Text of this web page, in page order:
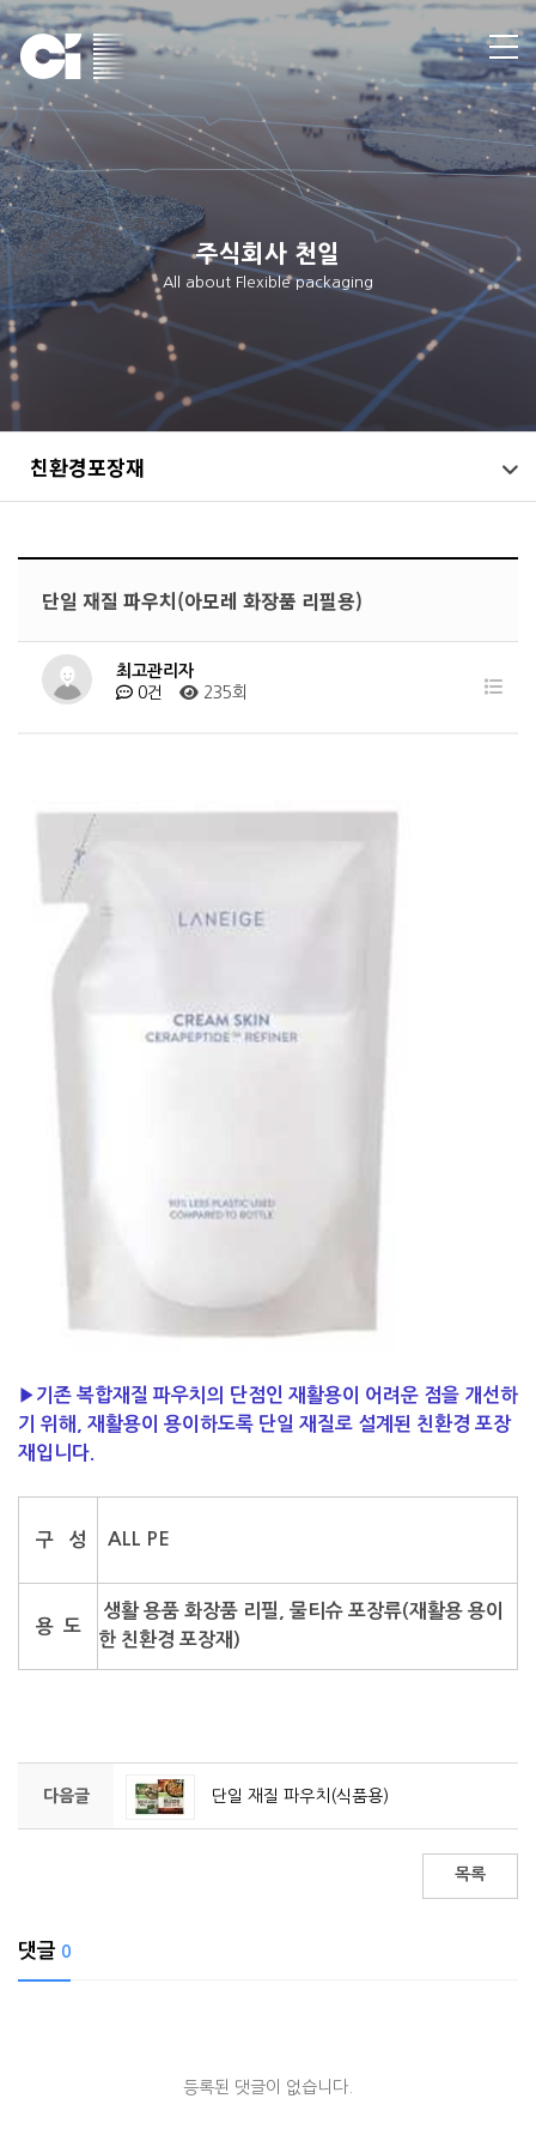
주식회사 천일
All about Flexible packaging
친환경포장재
단일 재질 파우치(아모레 화장품 리필용)
최고관리자
0건
235회
▶ 기존 복합재질 파우치의 단점인 재활용이 어려운 점을 개선하
기 위해, 재활용이 용이하도록 단일 재질로 설계된 친환경 포장
재입니다.
구 성 ALL PE
용 도
생활용품 화장품 리필, 물티슈 포장류(재활용 용이
한 친환경 포장재)
다음글 단일 재질 파우치(식품용)
목록
댓글 0
등록된 댓글이 없습니다.